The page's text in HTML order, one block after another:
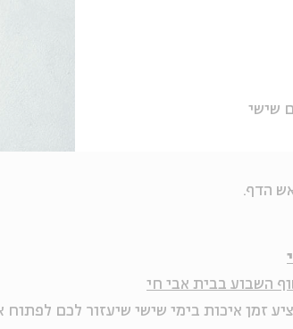
שישי
הדף.
השבוע בבית אבי חי
זמן איכות בימי שישי שיעזור לכם